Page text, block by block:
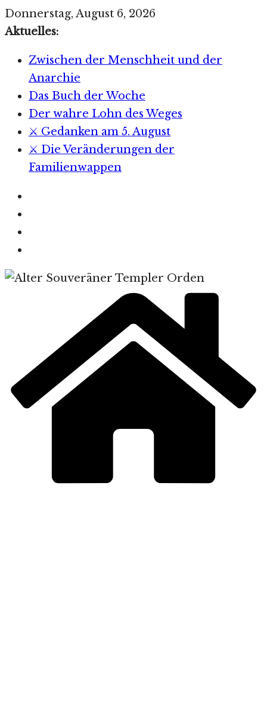
Zum
Inhalt
Donnerstag, August 6, 2026
Aktuelles:
Zwischen der Menschheit und der
Anarchie
Das Buch der Woche
Der wahre Lohn des Weges
⚔️ Gedanken am 5. August
⚔️ Die Veränderungen der
Familienwappen